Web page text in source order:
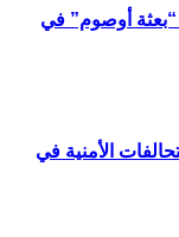
“بعثة أوصوم” في
الأمنية في